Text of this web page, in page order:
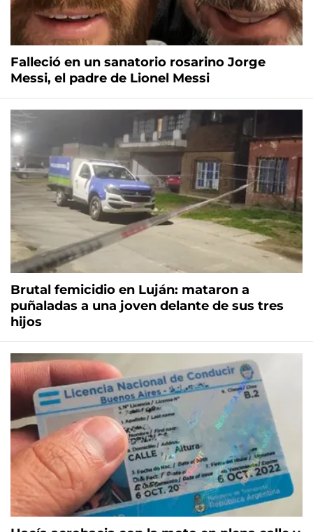
Falleció en un sanatorio rosarino Jorge
Messi, el padre de Lionel Messi
Brutal femicidio en Luján: mataron a
puñaladas a una joven delante de sus tres
hijos